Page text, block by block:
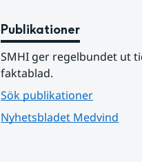
Publikationer
SMHI ger regelbundet ut
faktablad.
Sök publikationer
Nyhetsbladet Medvind